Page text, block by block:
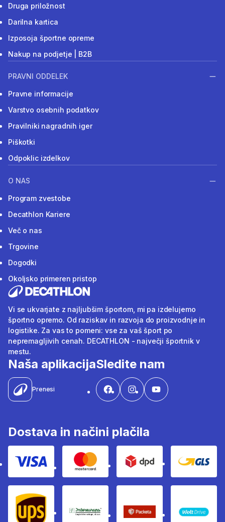
Druga priložnost
Darilna kartica
Izposoja športne opreme
Nakup na podjetje | B2B
PRAVNI ODDELEK
Pravne informacije
Varstvo osebnih podatkov
Pravilniki nagradnih iger
Piškotki
Odpoklic izdelkov
O NAS
Program zvestobe
Decathlon Kariere
Več o nas
Trgovine
Dogodki
Okoljsko primeren pristop
Vi se ukvarjate z najljubšim športom, mi pa izdelujemo
športno opremo. Od raziskav in razvoja do proizvodnje in
logistike. Za vas to pomeni: vse za vaš šport po
nepremagljivih cenah. DECATHLON - največji športnik v
mestu.
Naša aplikacija
Prenesi
Sledite nam
Dostava in načini plačila
Visa Mastercard Dpd Gls
Ups Intereuropa Packeta Sledenje
WOLT